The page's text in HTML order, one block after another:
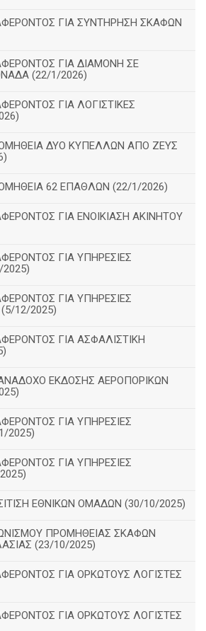
ΓΙΑ ΣΥΝΤΗΡΗΣΗ ΣΚΑΦΩΝ
ΓΙΑ ΔΙΑΜΟΝΗ ΣΕ
(22/1/2026)
ΓΙΑ ΛΟΓΙΣΤΙΚΕΣ
ΔΥΟ ΚΥΠΕΛΛΩΝ ΑΠΟ ΖΕΥΣ
62 ΕΠΑΘΛΩΝ (22/1/2026)
ΓΙΑ ΕΝΟΙΚΙΑΣΗ ΑΚΙΝΗΤΟΥ
ΓΙΑ ΥΠΗΡΕΣΙΕΣ
ΓΙΑ ΥΠΗΡΕΣΙΕΣ
12/2025)
ΓΙΑ ΑΣΦΑΛΙΣΤΙΚΗ
ΕΚΔΟΣΗΣ ΑΕΡΟΠΟΡΙΚΩΝ
ΓΙΑ ΥΠΗΡΕΣΙΕΣ
2025)
ΓΙΑ ΥΠΗΡΕΣΙΕΣ
ΕΘΝΙΚΩΝ ΟΜΑΔΩΝ (30/10/2025)
ΠΡΟΜΗΘΕΙΑΣ ΣΚΑΦΩΝ
(23/10/2025)
ΓΙΑ ΟΡΚΩΤΟΥΣ ΛΟΓΙΣΤΕΣ
ΓΙΑ ΟΡΚΩΤΟΥΣ ΛΟΓΙΣΤΕΣ